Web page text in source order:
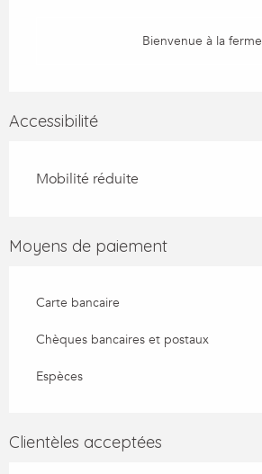
Bienvenue à la ferme
Accessibilité
Mobilité réduite
Moyens de paiement
Carte bancaire
Chèques bancaires et postaux
Espèces
Clientèles acceptées